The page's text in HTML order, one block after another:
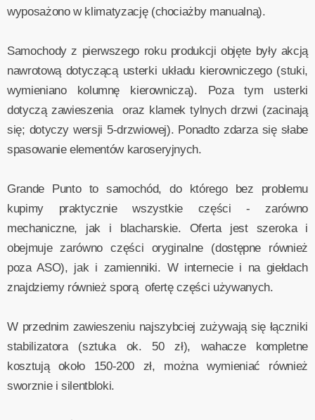
wyposażono w klimatyzację (chociażby manualną).
Samochody z pierwszego roku produkcji objęte były akcją
nawrotową dotyczącą usterki układu kierowniczego (stuki,
wymieniano kolumnę kierowniczą). Poza tym usterki
dotyczą zawieszenia oraz klamek tylnych drzwi (zacinają
się; dotyczy wersji 5-drzwiowej). Ponadto zdarza się słabe
spasowanie elementów karoseryjnych.
Grande Punto to samochód, do którego bez problemu
kupimy praktycznie wszystkie części - zarówno
mechaniczne, jak i blacharskie. Oferta jest szeroka i
obejmuje zarówno części oryginalne (dostępne również
poza ASO), jak i zamienniki. W internecie i na giełdach
znajdziemy również sporą ofertę części używanych.
W przednim zawieszeniu najszybciej zużywają się łączniki
stabilizatora (sztuka ok. 50 zł), wahacze kompletne
kosztują około 150-200 zł, można wymieniać również
sworznie i silentbloki.